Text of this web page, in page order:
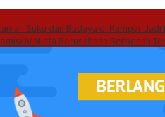
Suku dan Budaya di Kampar
IV Minta Perusahaan Berbenah